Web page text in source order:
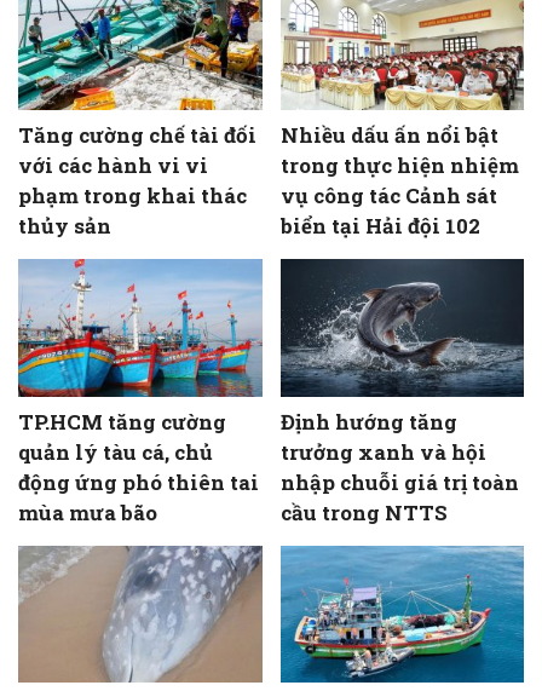
Tăng cường chế tài đối
với các hành vi vi
phạm trong khai thác
thủy sản
Nhiều dấu ấn nổi bật
trong thực hiện nhiệm
vụ công tác Cảnh sát
biển tại Hải đội 102
TP.HCM tăng cường
quản lý tàu cá, chủ
động ứng phó thiên tai
mùa mưa bão
Định hướng tăng
trưởng xanh và hội
nhập chuỗi giá trị toàn
cầu trong NTTS